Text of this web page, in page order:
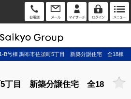
1-B号棟 調布市佐須町5丁目 新築分譲住宅 全18棟
5丁目 新築分譲住宅 全18